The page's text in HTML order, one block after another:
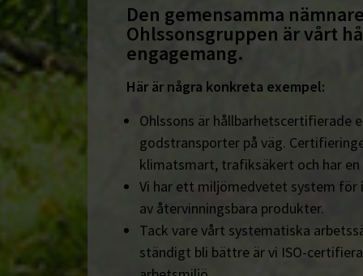
Den gemensamma
Ohlssonsgruppen är vårt
engagemang.
Här är några konkreta exempel:
Ohlssons är hållbarhetscertifierade
godstransporter på väg.
klimatsmart, trafiksäkert och har
Vi har ett miljömedvetet system för
av återvinningsbara produkter.
Tack vare vårt systematiska
ständigt bli bättre är vi ISO-